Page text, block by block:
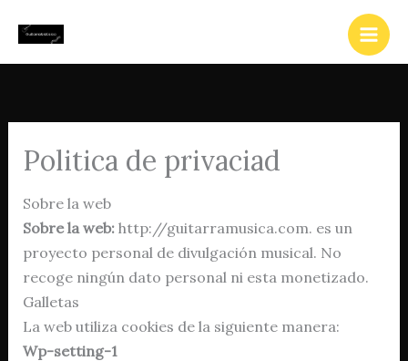
contenido
Politica de privaciad
Sobre la web
Sobre la web:http://guitarramusica.com. es un
proyecto personal de divulgación musical. No
recoge ningún dato personal ni esta monetizado.
Galletas
La web utiliza cookies de la siguiente manera:
Wp-setting-1